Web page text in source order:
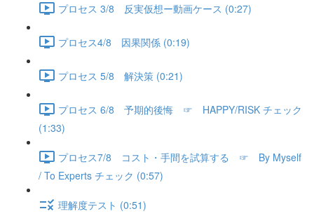
プロセス 3/8 反実仮想ー動画ケース (0:27)
プロセス4/8 因果関係 (0:19)
プロセス 5/8 解決策 (0:21)
プロセス 6/8 予期的後悔 ☞ HAPPY/RISK チェック
(1:33)
プロセス7/8 コスト・手間を試算する ☞ By Myself
/ To Experts チェック (0:57)
理解度テスト (0:51)